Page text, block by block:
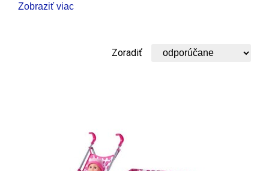
Zobraziť viac
Zoradiť